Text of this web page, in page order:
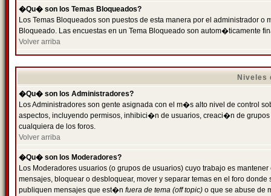
�Qu� son los Temas Bloqueados?
Los Temas Bloqueados son puestos de esta manera por el administrador
Bloqueado. Las encuestas en un Tema Bloqueado son autom�ticamente
Volver arriba
Niveles
�Qu� son los Administradores?
Los Administradores son gente asignada con el m�s alto nivel de control
aspectos, incluyendo permisos, inhibici�n de usuarios, creaci�n de
cualquiera de los foros.
Volver arriba
�Qu� son los Moderadores?
Los Moderadores usuarios (o grupos de usuarios) cuyo trabajo es
mensajes, bloquear o desbloquear, mover y separar temas en el foro
publiquen mensajes que est�n fuera de tema (off topic) o que se abuse de